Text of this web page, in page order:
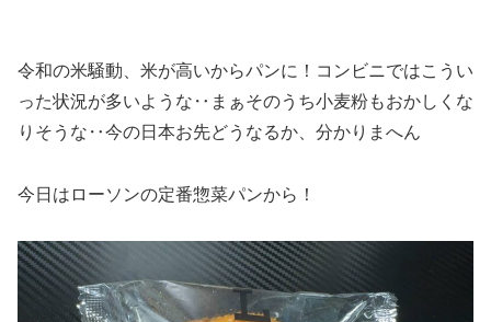
令和の米騒動、米が高いからパンに！コンビニではこうい
った状況が多いような‥まぁそのうち小麦粉もおかしくな
りそうな‥今の日本お先どうなるか、分かりまへん
今日はローソンの定番惣菜パンから！